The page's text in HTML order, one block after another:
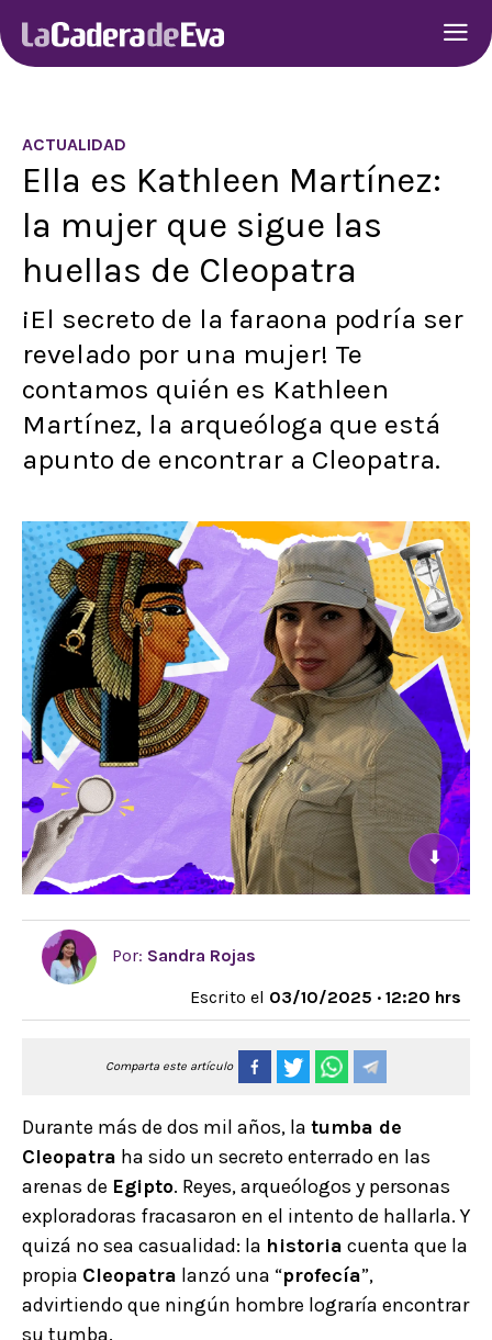
ACTUALIDAD
Ella es Kathleen Martínez:
la mujer que sigue las
huellas de Cleopatra
¡El secreto de la faraona podría ser
revelado por una mujer! Te
contamos quién es Kathleen
Martínez, la arqueóloga que está
apunto de encontrar a Cleopatra.
⬇
Por: Sandra Rojas
Escrito el 03/10/2025 · 12:20 hrs
Comparta este artículo
Durante más de dos mil años, la tumba de
Cleopatra ha sido un secreto enterrado en las
arenas de Egipto. Reyes, arqueólogos y personas
exploradoras fracasaron en el intento de hallarla. Y
quizá no sea casualidad: la historia cuenta que la
propia Cleopatra lanzó una “profecía”,
advirtiendo que ningún hombre lograría encontrar
su tumba.